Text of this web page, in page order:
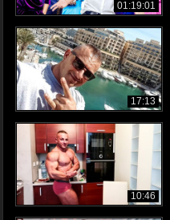
01:19:01
17:13
10:46